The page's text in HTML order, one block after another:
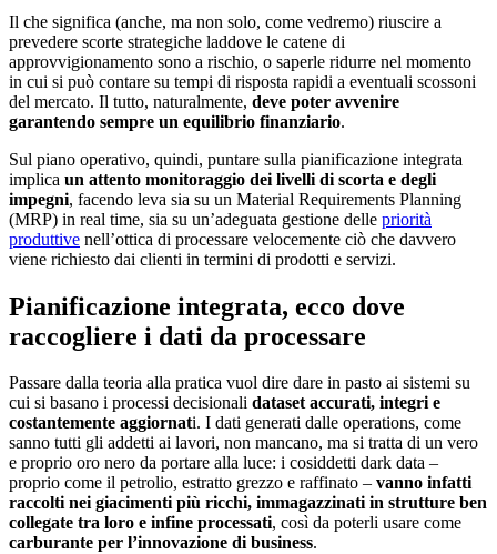
Il che significa (anche, ma non solo, come vedremo) riuscire a
prevedere scorte strategiche laddove le catene di
approvvigionamento sono a rischio, o saperle ridurre nel momento
in cui si può contare su tempi di risposta rapidi a eventuali scossoni
del mercato. Il tutto, naturalmente, deve poter avvenire
garantendo sempre un equilibrio finanziario.
Sul piano operativo, quindi, puntare sulla pianificazione integrata
implica un attento monitoraggio dei livelli di scorta e degli
impegni, facendo leva sia su un Material Requirements Planning
(MRP) in real time, sia su un’adeguata gestione delle priorità
produttive nell’ottica di processare velocemente ciò che davvero
viene richiesto dai clienti in termini di prodotti e servizi.
Pianificazione integrata, ecco dove
raccogliere i dati da processare
Passare dalla teoria alla pratica vuol dire dare in pasto ai sistemi su
cui si basano i processi decisionali dataset accurati, integri e
costantemente aggiornati. I dati generati dalle operations, come
sanno tutti gli addetti ai lavori, non mancano, ma si tratta di un vero
e proprio oro nero da portare alla luce: i cosiddetti dark data –
proprio come il petrolio, estratto grezzo e raffinato – vanno infatti
raccolti nei giacimenti più ricchi, immagazzinati in strutture ben
collegate tra loro e infine processati, così da poterli usare come
carburante per l’innovazione di business.